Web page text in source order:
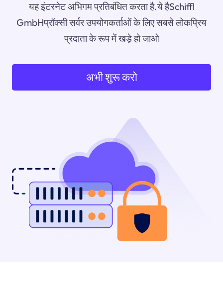
यह इंटरनेट अभिगम प्रतिबंधित करता है.ये हैSchiffl
GmbHप्रॉक्सी सर्वर उपयोगकर्ताओं के लिए सबसे लोकप्रिय
प्रदाता के रूप में खड़े हो जाओ
अभी शुरू करो